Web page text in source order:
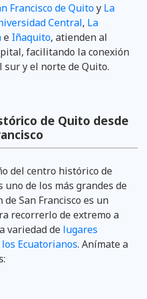
Francisco de Quitoy La
Central, La
e Iñaquito, atienden al
facilitando la conexión
y el norte de Quito.
de Quito desde
del centro histórico de
de los más grandes de
San Francisco es un
recorrerlo de extremo a
variedad de lugares
Ecuatorianos. Anímate a